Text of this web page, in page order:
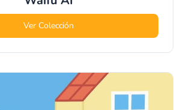
Ver Colección